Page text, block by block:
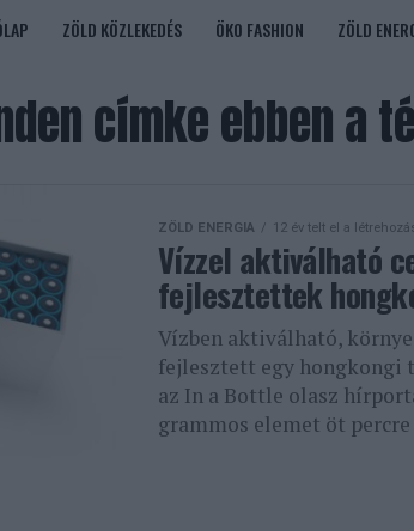
ZÖLD KÖZLEKEDÉS ÖKO FASHION ZÖLD
címke ebben a
ZÖLD ENERGIA 12 év telt el a
Vízzel aktiválható
fejlesztettek
Vízben aktiválható,
fejlesztett egy hongkongi
az In a Bottle olasz
grammos elemet öt percre